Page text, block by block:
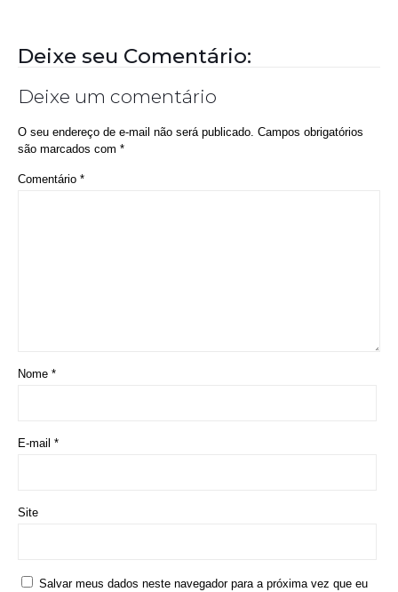
Deixe seu Comentário:
Deixe um comentário
O seu endereço de e-mail não será publicado. Campos obrigatórios
são marcados com *
Comentário *
Nome *
E-mail *
Site
Salvar meus dados neste navegador para a próxima vez que eu